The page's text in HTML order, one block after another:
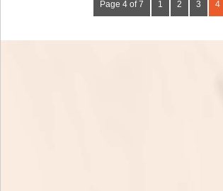
Page 4 of 7 1 2 3 4